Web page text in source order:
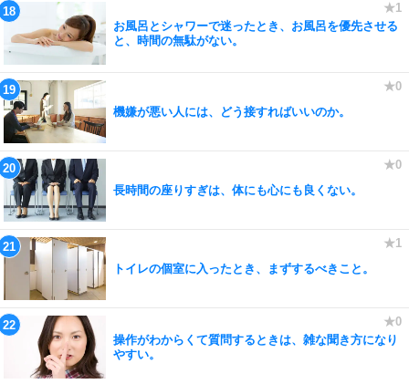
お風呂とシャワーで迷ったとき、お風呂を優先させる
と、時間の無駄がない。
機嫌が悪い人には、どう接すればいいのか。
長時間の座りすぎは、体にも心にも良くない。
トイレの個室に入ったとき、まずするべきこと。
操作がわからくて質問するときは、雑な聞き方になり
やすい。